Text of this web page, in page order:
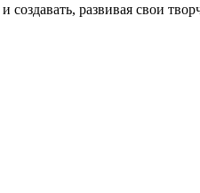
развивая свои